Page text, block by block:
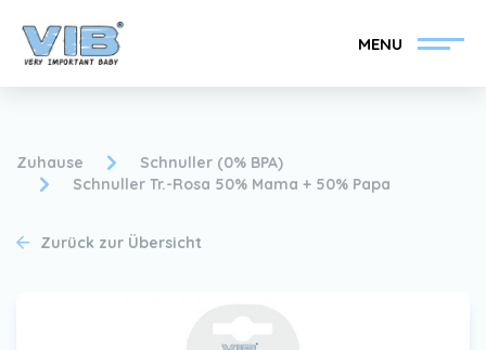
MENU
VIB®-Händler werden
Zuhause
Schnuller (0% BPA)
Schnuller Tr.-Rosa 50% Mama + 50% Papa
Zurück zur Übersicht